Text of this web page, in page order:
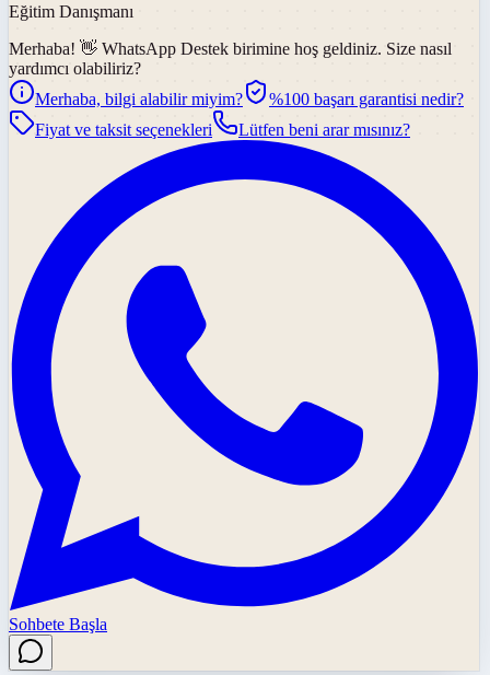
Eğitim Danışmanı
Merhaba! 👋 WhatsApp Destek birimine hoş geldiniz. Size nasıl
yardımcı olabiliriz?
Merhaba, bilgi alabilir miyim?
%100 başarı garantisi nedir?
Fiyat ve taksit seçenekleri
Lütfen beni arar mısınız?
Sohbete Başla